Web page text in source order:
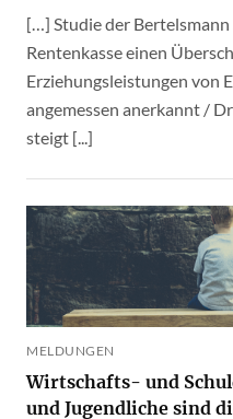
[…] Studie der
Rentenkasse einen
Erziehungsleistungen von
angemessen anerkannt /
steigt [...]
MELDUNGEN
Wirtschafts- und
und Jugendliche sind